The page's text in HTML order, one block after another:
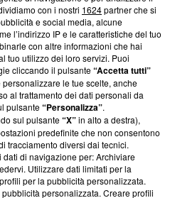
trasparenti su Blasting
e su come ci impegniamo a
afferma la nostra aderenza a
Blasting News non è
ma ha richiesto di farne
effettuato una verifica di
con i nostri 1624partner che si
e social media, alcune
l’indirizzo IP e le caratteristiche del tuo
con altre informazioni che hai
tuo utilizzo dei loro servizi. Puoi
cliccando il pulsante“Accetta tutti”
le tue scelte, anche
al trattamento dei dati personali da
pulsante“Personalizza”.
sul pulsante“X”in alto a destra),
predefinite che non consentono
tracciamento diversi dai tecnici.
dati di navigazione per: Archiviare
Utilizzare dati limitati per la
per la pubblicità personalizzata.
personalizzata. Creare profili